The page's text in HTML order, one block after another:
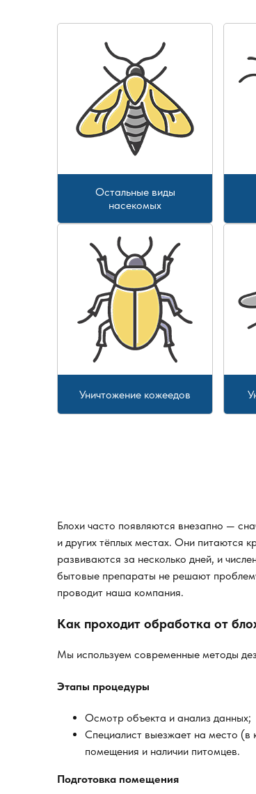
Остальные виды
насекомых
Уничтожение кожеедов
Блохи часто появляются внезапно —
и других тёплых местах. Они питаются
развиваются за несколько дней, и
бытовые препараты не решают
проводит наша компания.
Как проходит обработка от
Мы используем современные методы
Этапы процедуры
Осмотр объекта и анализ данных;
Специалист выезжает на место (в
помещения и наличии питомцев.
Подготовка помещения